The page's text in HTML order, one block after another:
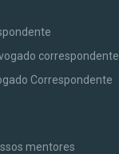
correspondente
Correspondente
mentores